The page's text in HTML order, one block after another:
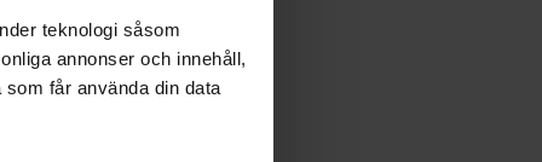
teknologi såsom
annonser och innehåll,
får använda din data
Anmälan
Anmälan